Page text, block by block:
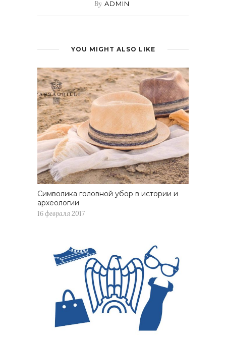
By ADMIN
YOU MIGHT ALSO LIKE
Символика головной убор в истории и
археологии
16 февраля 2017